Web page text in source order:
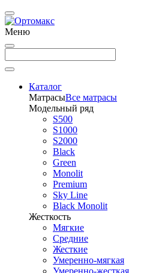
Меню
Каталог
МатрасыВсе матрасы
Модельный ряд
S500
S1000
S2000
Black
Green
Monolit
Premium
Sky Line
Black Monolit
Жесткость
Мягкие
Средние
Жесткие
Умеренно-мягкая
Умеренно-жесткая